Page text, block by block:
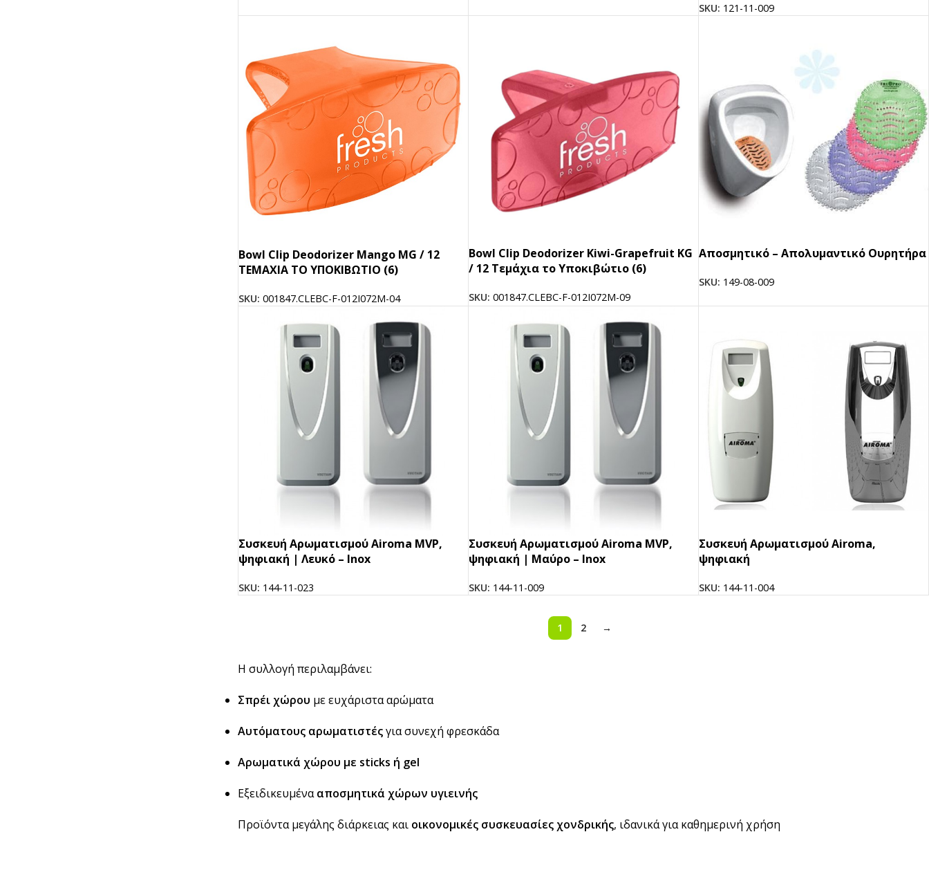
SKU: 121-11-009
Bowl Clip Deodorizer Mango MG / 12
ΤΕΜΑΧΙΑ ΤΟ ΥΠΟΚΙΒΩΤΙΟ (6)
SKU: 001847.CLEBC-F-012I072M-04
Bowl Clip Deodorizer Kiwi-Grapefruit KG
/ 12 Tεμάχια το Υποκιβώτιο (6)
SKU: 001847.CLEBC-F-012I072M-09
Αποσμητικό – Aπολυμαντικό Oυρητήρα
SKU: 149-08-009
Συσκευή Aρωματισμού Airoma MVP,
ψηφιακή | Λευκό – Inox
SKU: 144-11-023
Συσκευή Aρωματισμού Airoma MVP,
ψηφιακή | Μαύρο – Inox
SKU: 144-11-009
Συσκευή Aρωματισμού Airoma,
ψηφιακή
SKU: 144-11-004
1 2 →
Η συλλογή περιλαμβάνει:
Σπρέι χώρου με ευχάριστα αρώματα
Αυτόματους αρωματιστέςγια συνεχή φρεσκάδα
Αρωματικά χώρου με sticks ή gel
Εξειδικευμένααποσμητικά χώρων υγιεινής
Προϊόντα μεγάλης διάρκειας και οικονομικές συσκευασίες χονδρικής, ιδανικά για καθημερινή χρήση